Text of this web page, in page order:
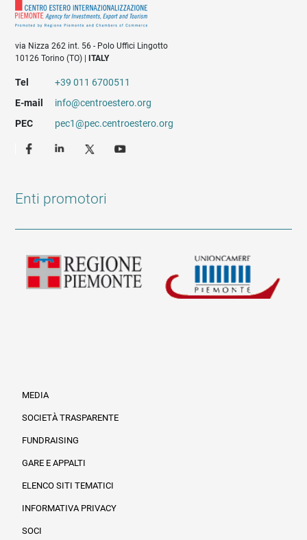
via Nizza 262 int. 56 - Polo Uffici Lingotto
10126 Torino (TO) |
ITALY
Tel
+39 011 6700511
E-mail
info@centroestero.org
PEC
pec1@pec.centroestero.org
Enti promotori
MEDIA
SOCIETÀ TRASPARENTE
FUNDRAISING
GARE E APPALTI
ELENCO SITI TEMATICI
INFORMATIVA PRIVACY
SOCI